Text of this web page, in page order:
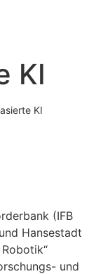
KI
KI
(IFB
Hansestadt
und